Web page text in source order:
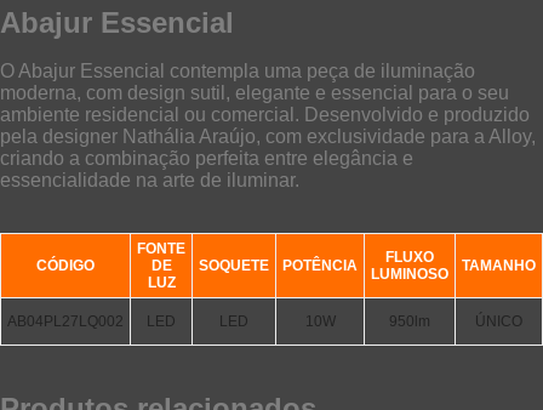
Abajur Essencial
O Abajur Essencial contempla uma peça de iluminação
moderna, com design sutil, elegante e essencial para o seu
ambiente residencial ou comercial. Desenvolvido e produzido
pela designer Nathália Araújo, com exclusividade para a Alloy,
criando a combinação perfeita entre elegância e
essencialidade na arte de iluminar.
CÓDIGO
FONTE
DE
LUZ
SOQUETE POTÊNCIA
FLUXO
LUMINOSO
TAMANHO
AB04PL27LQ002 LED LED 10W 950lm ÚNICO